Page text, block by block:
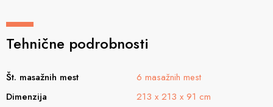
Tehnične podrobnosti
Št. masažnih mest
6 masažnih mest
Dimenzija
213 x 213 x 91 cm